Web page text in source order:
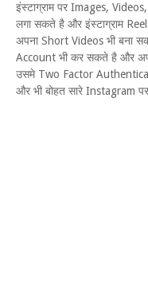
इंस्टाग्राम पर Images,
लगा सकते है और इंस्टाग्राम
अपना Short Videos भी बना
Account भी कर सकते है और
उसमे Two Factor
और भी बोहत सारे Instagram